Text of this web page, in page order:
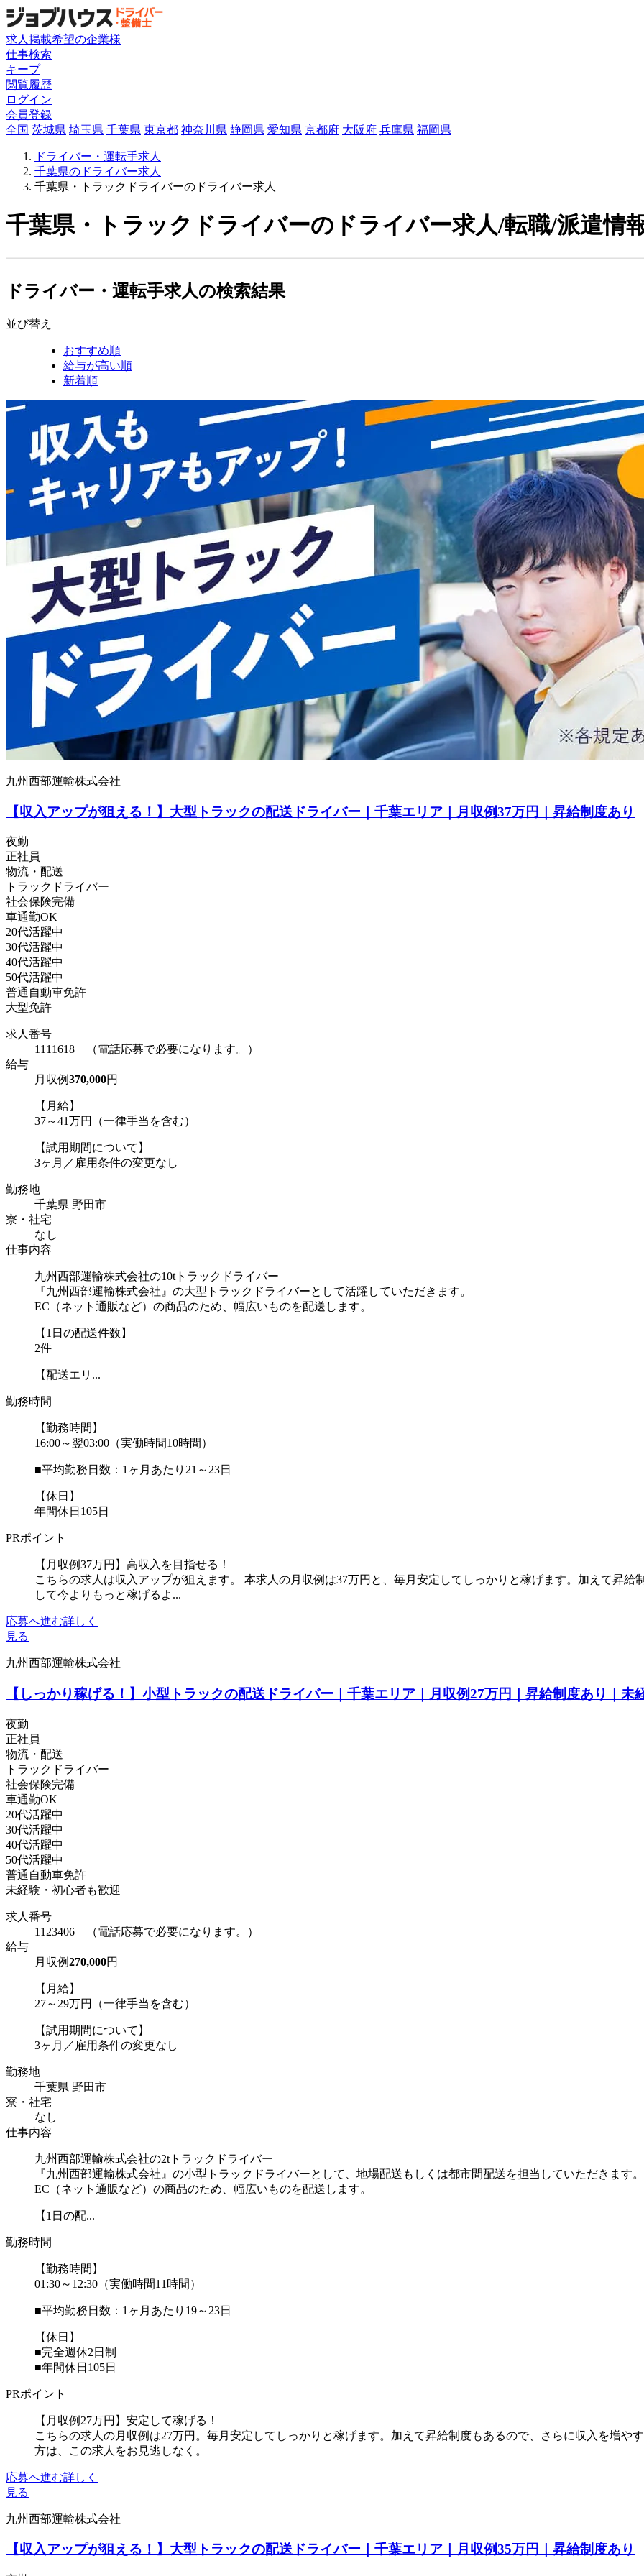
求人掲載希望の企業様
仕事検索
キープ
閲覧履歴
ログイン
会員登録
全国 茨城県 埼玉県 千葉県 東京都 神奈川県 静岡県 愛知県 京都府 大阪府 兵庫県 福岡県
ドライバー・運転手求人
千葉県のドライバー求人
千葉県・トラックドライバーのドライバー求人
千葉県・トラックドライバーのドライバー求人/転職/派遣情
ドライバー・運転手求人の検索結果
並び替え
おすすめ順
給与が高い順
新着順
九州西部運輸株式会社
【収入アップが狙える！】大型トラックの配送ドライバー｜千葉エリア｜月収例37万円｜昇給制度あり
夜勤
正社員
物流・配送
トラックドライバー
社会保険完備
車通勤OK
20代活躍中
30代活躍中
40代活躍中
50代活躍中
普通自動車免許
大型免許
求人番号
1111618 （電話応募で必要になります。）
給与
月収例370,000円
【月給】
37～41万円（一律手当を含む）
【試用期間について】
3ヶ月／雇用条件の変更なし
勤務地
千葉県 野田市
寮・社宅
なし
仕事内容
九州西部運輸株式会社の10tトラックドライバー
『九州西部運輸株式会社』の大型トラックドライバーとして活躍していただきます。
EC（ネット通販など）の商品のため、幅広いものを配送します。
【1日の配送件数】
2件
【配送エリ...
勤務時間
【勤務時間】
16:00～翌03:00（実働時間10時間）
■平均勤務日数：1ヶ月あたり21～23日
【休日】
年間休日105日
PRポイント
【月収例37万円】高収入を目指せる！
こちらの求人は収入アップが狙えます。 本求人の月収例は37万円と、毎月安定してしっかりと稼げます。加えて昇
して今よりもっと稼げるよ...
応募へ進む詳しく
見る
九州西部運輸株式会社
【しっかり稼げる！】小型トラックの配送ドライバー｜千葉エリア｜月収例27万円｜昇給制度あり｜未
夜勤
正社員
物流・配送
トラックドライバー
社会保険完備
車通勤OK
20代活躍中
30代活躍中
40代活躍中
50代活躍中
普通自動車免許
未経験・初心者も歓迎
求人番号
1123406 （電話応募で必要になります。）
給与
月収例270,000円
【月給】
27～29万円（一律手当を含む）
【試用期間について】
3ヶ月／雇用条件の変更なし
勤務地
千葉県 野田市
寮・社宅
なし
仕事内容
九州西部運輸株式会社の2tトラックドライバー
『九州西部運輸株式会社』の小型トラックドライバーとして、地場配送もしくは都市間配送を担当していただきます。
EC（ネット通販など）の商品のため、幅広いものを配送します。
【1日の配...
勤務時間
【勤務時間】
01:30～12:30（実働時間11時間）
■平均勤務日数：1ヶ月あたり19～23日
【休日】
■完全週休2日制
■年間休日105日
PRポイント
【月収例27万円】安定して稼げる！
こちらの求人の月収例は27万円。毎月安定してしっかりと稼げます。加えて昇給制度もあるので、さらに収入を増や
方は、この求人をお見逃しなく。
応募へ進む詳しく
見る
九州西部運輸株式会社
【収入アップが狙える！】大型トラックの配送ドライバー｜千葉エリア｜月収例35万円｜昇給制度あり